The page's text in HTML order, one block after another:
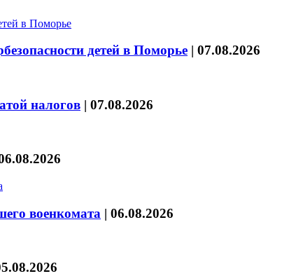
детей в Поморье | 07.08.2026
налогов | 07.08.2026
военкомата | 06.08.2026